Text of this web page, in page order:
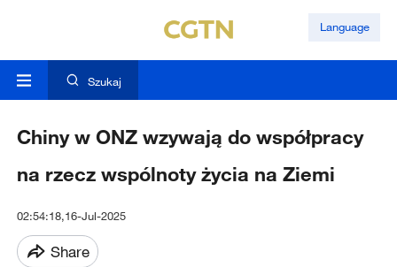
Language
Szukaj
Chiny w ONZ wzywają do współpracy
na rzecz wspólnoty życia na Ziemi
02:54:18,16-Jul-2025
Share